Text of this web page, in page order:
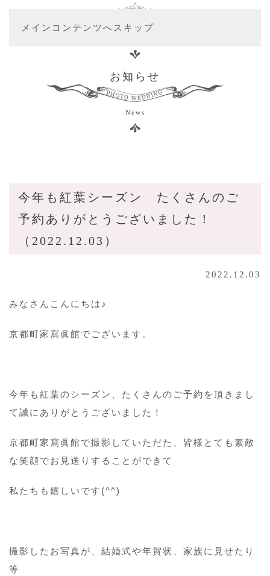
メインコンテンツへスキップ
お知らせ
News
今年も紅葉シーズン たくさんのご
予約ありがとうございました！
（2022.12.03）
2022.12.03
みなさんこんにちは♪
京都町家寫眞館でございます。
今年も紅葉のシーズン、たくさんのご予約を頂きまし
て誠にありがとうございました！
京都町家寫眞館で撮影していただた、皆様とても素敵
な笑顔でお見送りすることができて
私たちも嬉しいです(^^)
撮影したお写真が、結婚式や年賀状、家族に見せたり
等